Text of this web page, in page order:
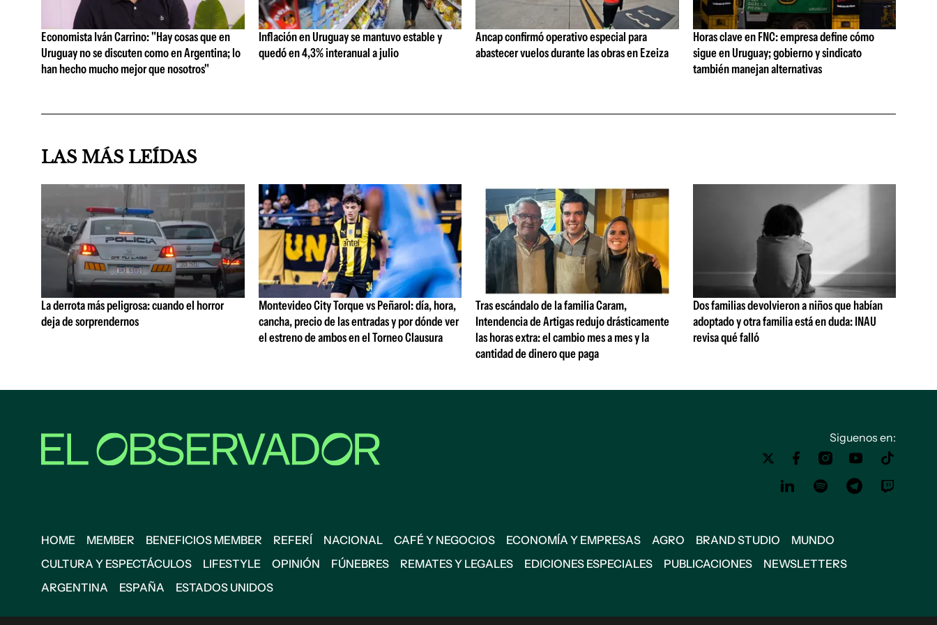
Economista Iván Carrino: "Hay cosas que en
Uruguay no se discuten como en Argentina; lo
han hecho mucho mejor que nosotros"
Inflación en Uruguay se mantuvo estable y
quedó en 4,3% interanual a julio
Ancap confirmó operativo especial para
abastecer vuelos durante las obras en Ezeiza
Horas clave en FNC: empresa define cómo
sigue en Uruguay; gobierno y sindicato
también manejan alternativas
LAS MÁS LEÍDAS
La derrota más peligrosa: cuando el horror
deja de sorprendernos
Montevideo City Torque vs Peñarol: día, hora,
cancha, precio de las entradas y por dónde ver
el estreno de ambos en el Torneo Clausura
Tras escándalo de la familia Caram,
Intendencia de Artigas redujo drásticamente
las horas extra: el cambio mes a mes y la
cantidad de dinero que paga
Dos familias devolvieron a niños que habían
adoptado y otra familia está en duda: INAU
revisa qué falló
Siguenos en:
HOME MEMBER BENEFICIOS MEMBER REFERÍ NACIONAL CAFÉ Y NEGOCIOS ECONOMÍA Y EMPRESAS AGRO BRAND STUDIO
MUNDO
CULTURA Y ESPECTÁCULOS
LIFESTYLE OPINIÓN FÚNEBRES REMATES Y LEGALES EDICIONES ESPECIALES PUBLICACIONES
NEWSLETTERS
ARGENTINA
ESPAÑA ESTADOS UNIDOS